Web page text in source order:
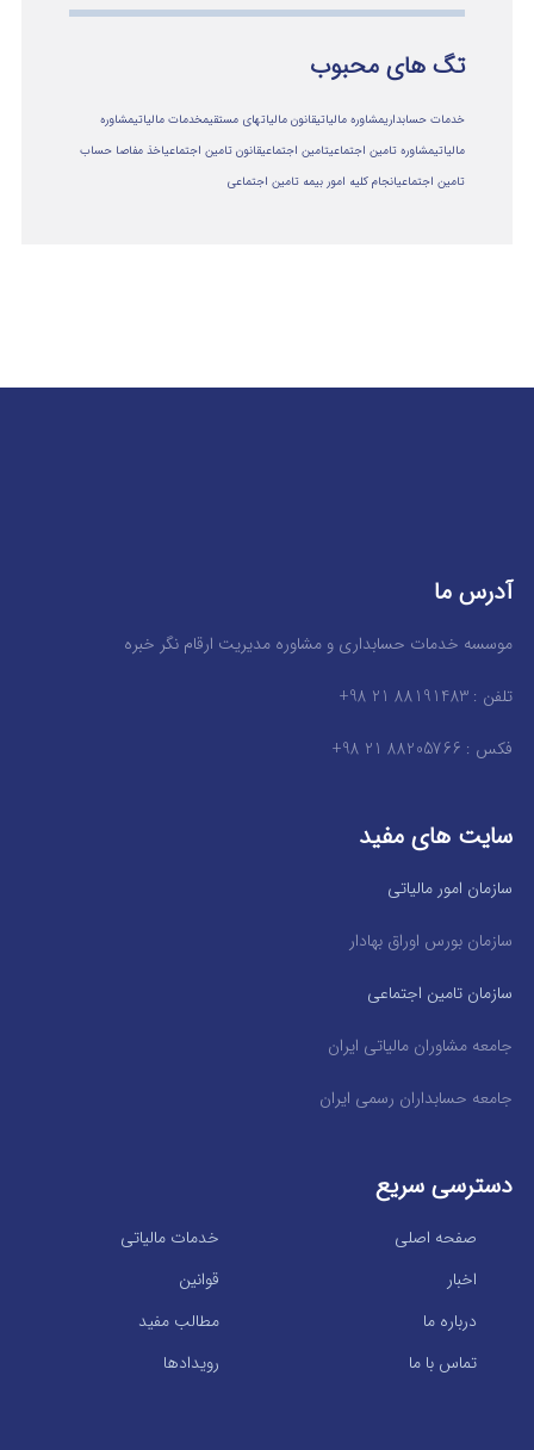
تگ های محبوب
خدمات حسابداریمشاوره مالیاتیقانون مالیاتهای مستقیمخدمات مالیاتیمشاوره
مالياتيمشاوره تامین اجتماعیتامین اجتماعیقانون تامین اجتماعیاخذ مفاصا حساب
تامین اجتماعیانجام کلیه امور بیمه تامین اجتماعی
آدرس ما
موسسه خدمات حسابداری و مشاوره مدیریت ارقام نگر خبره
تلفن : 88191483 21 98+
فکس : 88205766 21 98+
سایت های مفید
سازمان امور مالیاتی
سازمان بورس اوراق بهادار
سازمان تامین اجتماعی
جامعه مشاوران مالیاتی ایران
جامعه حسابداران رسمی ایران
دسترسی سریع
خدمات مالیاتی
صفحه اصلی
قوانین
اخبار
مطالب مفید
درباره ما
رویدادها
تماس با ما